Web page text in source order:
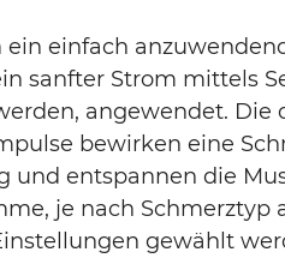
einfach
sanfter Strom mittels
angewendet. Die
bewirken eine
und entspannen die
je nach Schmerztyp
gewählt